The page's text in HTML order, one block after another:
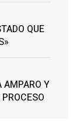
QUE
AMPARO Y